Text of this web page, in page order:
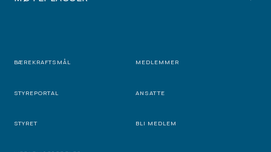
BÆREKRAFTSMÅL MEDLEMMER
STYREPORTAL ANSATTE
STYRET BLI MEDLEM